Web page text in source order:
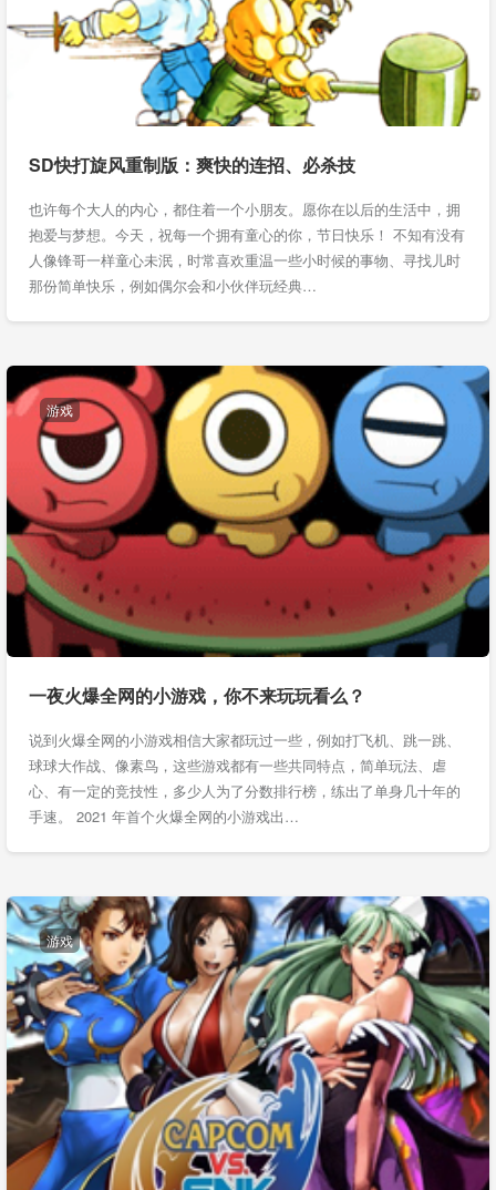
SD快打旋风重制版：爽快的连招、必杀技
也许每个大人的内心，都住着一个小朋友。愿你在以后的生活中，拥
抱爱与梦想。今天，祝每一个拥有童心的你，节日快乐！ 不知有没有
人像锋哥一样童心未泯，时常喜欢重温一些小时候的事物、寻找儿时
那份简单快乐，例如偶尔会和小伙伴玩经典…
游戏
一夜火爆全网的小游戏，你不来玩玩看么？
说到火爆全网的小游戏相信大家都玩过一些，例如打飞机、跳一跳、
球球大作战、像素鸟，这些游戏都有一些共同特点，简单玩法、虐
心、有一定的竞技性，多少人为了分数排行榜，练出了单身几十年的
手速。 2021 年首个火爆全网的小游戏出…
游戏